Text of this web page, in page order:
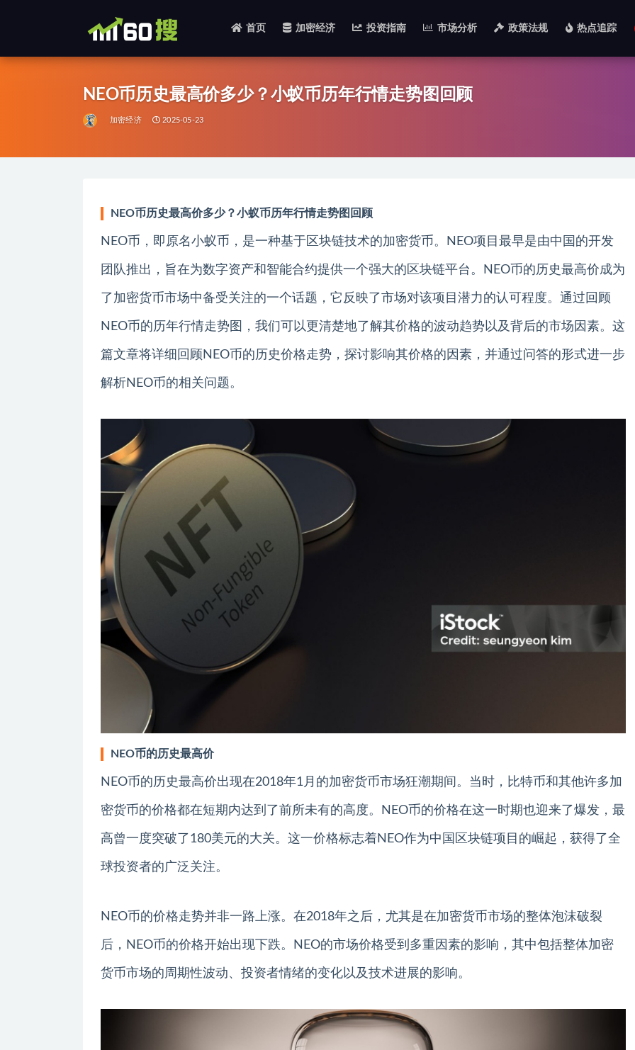
首页 加密经济 投资指南 市场分析 政策法规 热点追踪
NEO币历史最高价多少？小蚁币历年行情走势图回顾
加密经济 2025-05-23
NEO币历史最高价多少？小蚁币历年行情走势图回顾
NEO币，即原名小蚁币，是一种基于区块链技术的加密货币。NEO项目最早是由中国的开发
团队推出，旨在为数字资产和智能合约提供一个强大的区块链平台。NEO币的历史最高价成为
了加密货币市场中备受关注的一个话题，它反映了市场对该项目潜力的认可程度。通过回顾
NEO币的历年行情走势图，我们可以更清楚地了解其价格的波动趋势以及背后的市场因素。这
篇文章将详细回顾NEO币的历史价格走势，探讨影响其价格的因素，并通过问答的形式进一步
解析NEO币的相关问题。
NEO币的历史最高价
NEO币的历史最高价出现在2018年1月的加密货币市场狂潮期间。当时，比特币和其他许多加
密货币的价格都在短期内达到了前所未有的高度。NEO币的价格在这一时期也迎来了爆发，最
高曾一度突破了180美元的大关。这一价格标志着NEO作为中国区块链项目的崛起，获得了全
球投资者的广泛关注。
NEO币的价格走势并非一路上涨。在2018年之后，尤其是在加密货币市场的整体泡沫破裂
后，NEO币的价格开始出现下跌。NEO的市场价格受到多重因素的影响，其中包括整体加密
货币市场的周期性波动、投资者情绪的变化以及技术进展的影响。